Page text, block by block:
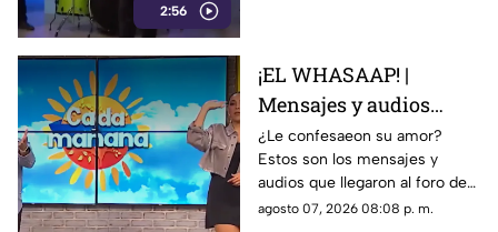
2:56
¡EL WHASAAP! |
Mensajes y audios
llegaron al foro de
'Cada mañana'; parte 1
¿Le confesaeon su amor?
Estos son los mensajes y
audios que llegaron al foro de
‘Cada mañana’ estuvieron
agosto 07, 2026 08:08 p. m.